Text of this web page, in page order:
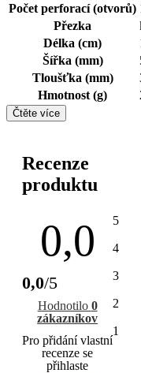
Počet perforací (otvorů)
Přezka
Délka (cm)
Šířka (mm)
Tloušťka (mm)
Hmotnost (g)
Čtěte více
Recenze
produktu
0,0
0,0/5
Hodnotilo 0
zákazníkov
Pro přidání vlastní
recenze se
přihlaste
5
4
3
2
1